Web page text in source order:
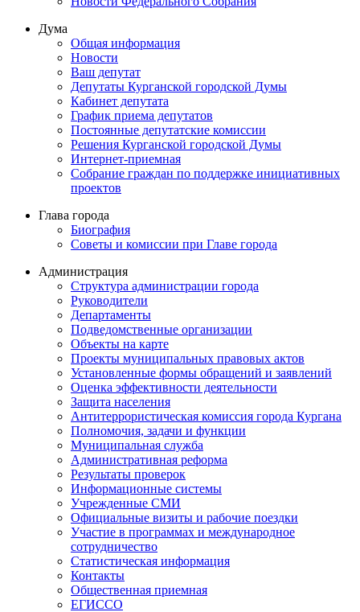
Дума
Общая информация
Новости
Ваш депутат
Депутаты Курганской городской Думы
Кабинет депутата
График приема депутатов
Постоянные депутатские комиссии
Решения Курганской городской Думы
Интернет-приемная
Собрание граждан по поддержке инициативных
проектов
Глава города
Биография
Советы и комиссии при Главе города
Администрация
Структура администрации города
Руководители
Департаменты
Подведомственные организации
Объекты на карте
Проекты муниципальных правовых актов
Установленные формы обращений и заявлений
Оценка эффективности деятельности
Защита населения
Антитеррористическая комиссия города Кургана
Полномочия, задачи и функции
Муниципальная служба
Административная реформа
Результаты проверок
Информационные системы
Учрежденные СМИ
Официальные визиты и рабочие поездки
Участие в программах и международное
сотрудничество
Статистическая информация
Контакты
Общественная приемная
ЕГИССО